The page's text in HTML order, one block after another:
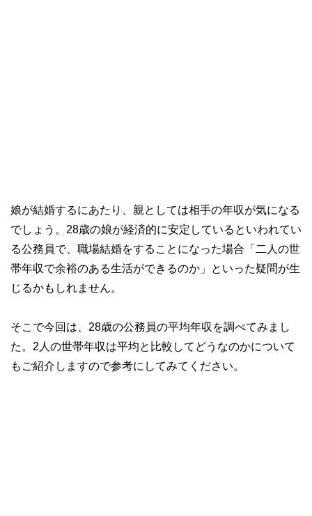
娘が結婚するにあたり、親としては相手の年収が気になる
でしょう。28歳の娘が経済的に安定しているといわれてい
る公務員で、職場結婚をすることになった場合「二人の世
帯年収で余裕のある生活ができるのか」といった疑問が生
じるかもしれません。
そこで今回は、28歳の公務員の平均年収を調べてみまし
た。2人の世帯年収は平均と比較してどうなのかについて
もご紹介しますので参考にしてみてください。